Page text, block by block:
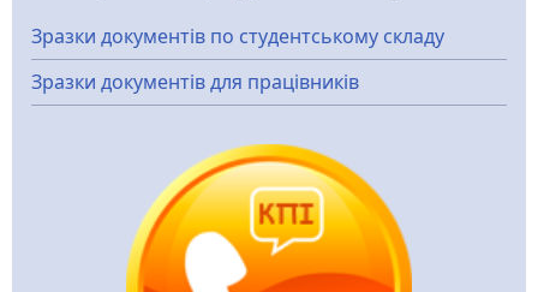
Зразки документів по студентському складу
Зразки документів для працівників